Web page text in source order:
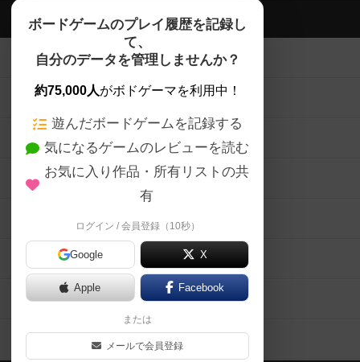
ボードゲームのプレイ履歴を記録し
て、
自分のデータを管理しませんか？
約75,000人がボドゲーマを利用中！
遊んだボードゲームを記録する
気になるゲームのレビューを読む
お気に入り作品・所有リストの共
有
ログイン / 会員登録（10秒）
Google X
Apple Facebook
または
メールで会員登録
ボドゲーマTOP
ボードゲームを検索する
ボードゲームの新着レビュー
ボードゲーム会情報
メカニクス特集
掲示板・トピックス
ボドとも・会員一覧
ボードゲーム業界コラム
ボドゲーマご利用案内